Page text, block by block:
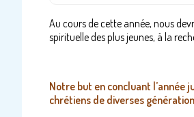
Au cours de cette année, nous
spirituelle des plus jeunes, à la
Notre but en concluant l’année
chrétiens de diverses